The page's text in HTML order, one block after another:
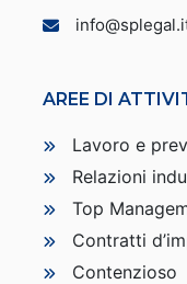
AREE DI
Lavoro e
Relazioni
Top
Contratti
Contenzioso